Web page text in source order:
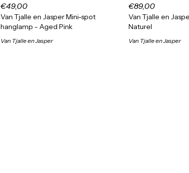
€49,00
Van Tjalle en Jasper Mini-spot
hanglamp - Aged Pink
Van Tjalle en Jasper
€89,00
Van Tjalle en
Naturel
Van Tjalle en Jasper